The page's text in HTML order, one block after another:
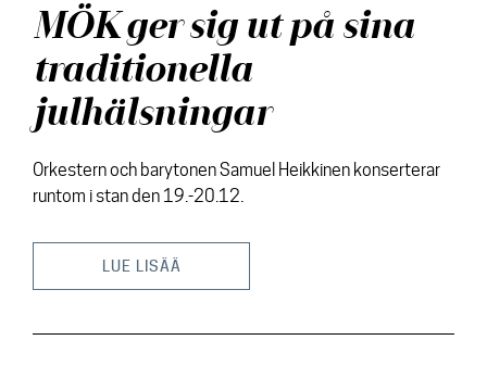
MÖK ger sig ut på sina
traditionella
julhälsningar
Orkestern och barytonen Samuel Heikkinen konserterar
runtom i stan den 19.-20.12.
LUE LISÄÄ